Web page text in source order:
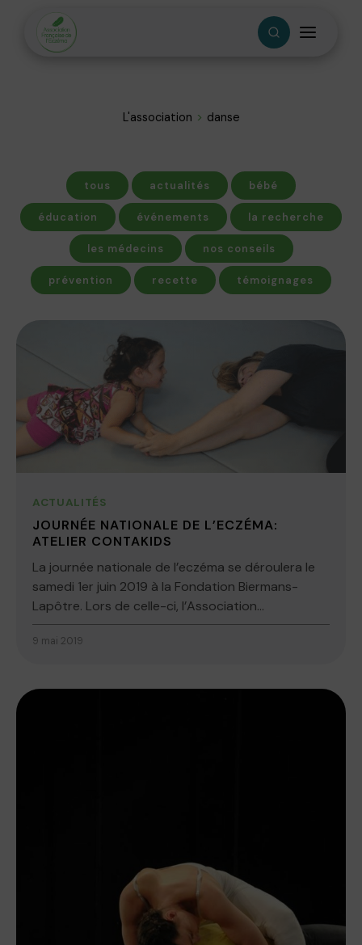
L'association danse
tous actualités bébé
éducation événements la recherche
les médecins nos conseils
prévention recette témoignages
ACTUALITÉS
JOURNÉE NATIONALE DE L’ECZÉMA:
ATELIER CONTAKIDS
La journée nationale de l’eczéma se déroulera le
samedi 1er juin 2019 à la Fondation Biermans-
Lapôtre. Lors de celle-ci, l’Association...
9 mai 2019